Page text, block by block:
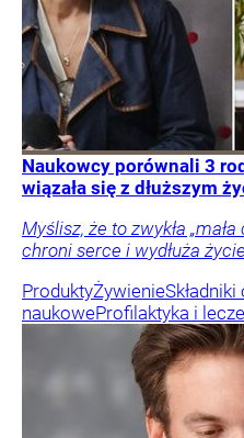
Naukowcy porównali 3
wiązała się z dłuższym
Myślisz, że to zwykła
chroni serce i wydłuża
ProduktyŻywienie
naukoweProfilaktyka i